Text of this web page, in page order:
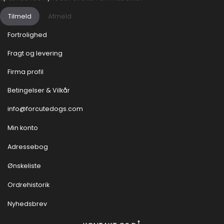
Tilmeld Afmeld
Fortrolighed
Fragt og levering
Firma profil
Betingelser & Vilkår
info@forcutedogs.com
Min konto
Adressebog
Ønskeliste
Ordrehistorik
Nyhedsbrev